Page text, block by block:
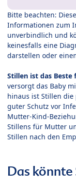
Bitte beachten:
Informationen zum
unverbindlich und
keinesfalls eine
darstellen oder
Stillen ist das Beste
versorgt das Baby
hinaus ist Stillen
guter Schutz vor
Mutter-Kind-
Stillens für Mutter
Stillen nach den
Das könnte